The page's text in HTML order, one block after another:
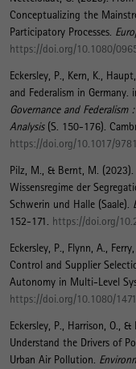
Conceptualizing the
Participatory Processes
https://doi.org/10.1080/
Eckersley, P. , Kern, K. ,
and Federalism in Germany
Governance and
Analysis (S. 150-176).
https://doi.org/10.1017/
Pilz, M. , & Bernt, M. (2023).
Wissensregime der
Schwerin und Halle (Saale)
152-171. https://doi.org/
Eckersley, P., Flynn, A.,
Control and Supplier
Autonomy in Multi-Level
https://doi.org/10.1080/
Eckersley, P., Harrison, O.,
Understand the Drivers of
Urban Air Pollution